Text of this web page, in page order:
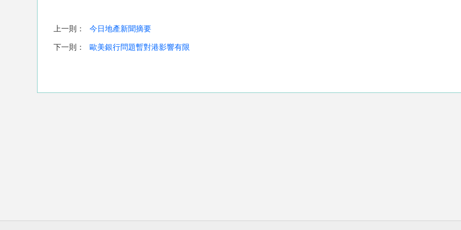
上一則： 今日地產新聞摘要
下一則： 歐美銀行問題暫對港影響有限